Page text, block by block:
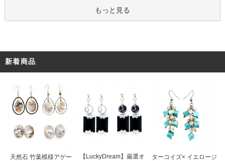
もっと見る
新着商品
天然石 竹葉模様アゲー
【LuckyDream】厳選オ
ターコイズ× イエロージ